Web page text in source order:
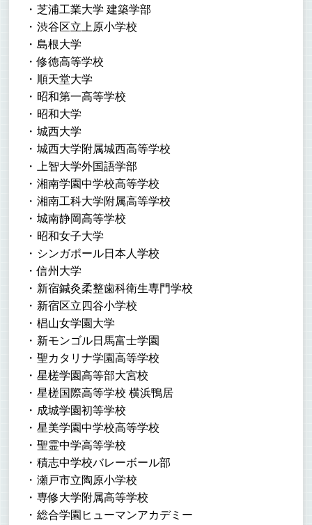
芝浦工業大学 建築学部
渋谷区立上原小学校
島根大学
修徳高等学校
順天堂大学
昭和第一高等学校
昭和大学
城西大学
城西大学附属城西高等学校
上智大学外国語学部
湘南学園中学校高等学校
湘南工科大学附属高等学校
城南静岡高等学校
昭和女子大学
シンガポール日本人学校
信州大学
新宿鍼灸柔整歯科衛生専門学校
新宿区立四谷小学校
椙山女学園大学
新モンゴル日馬富士学園
聖カタリナ学園高等学校
星槎学園高等部大宮校
星槎国際高等学校 横浜鴨居
成城学園初等学校
星美学園中学校高等学校
聖霊中学高等学校
積志中学校バレーボール部
瀬戸市立陶原小学校
専修大学附属高等学校
総合学園ヒューマンアカデミー